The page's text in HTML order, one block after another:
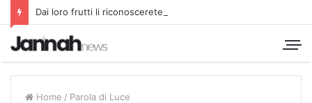
Dai loro frutti li riconoscerete
Home / Parola di Luce